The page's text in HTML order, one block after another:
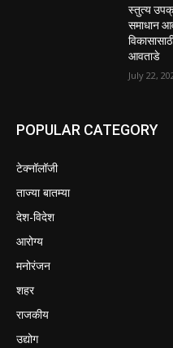
स्तुत्य
समाधान
आवताडे
July 22,
POPULAR CATEGORY
टेक्नॉलॉजी
ताज्या बातम्या
देश-विदेश
आरोग्य
मनोरंजन
शहर
राजकीय
उद्योग